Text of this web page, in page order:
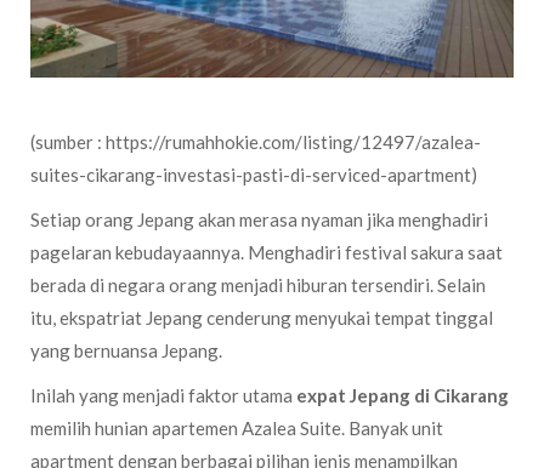
(sumber : https://rumahhokie.com/listing/12497/azalea-
suites-cikarang-investasi-pasti-di-serviced-apartment)
Setiap orang Jepang akan merasa nyaman jika menghadiri
pagelaran kebudayaannya. Menghadiri festival sakura saat
berada di negara orang menjadi hiburan tersendiri. Selain
itu, ekspatriat Jepang cenderung menyukai tempat tinggal
yang bernuansa Jepang.
Inilah yang menjadi faktor utama expat Jepang di Cikarang
memilih hunian apartemen Azalea Suite. Banyak unit
apartment dengan berbagai pilihan jenis menampilkan